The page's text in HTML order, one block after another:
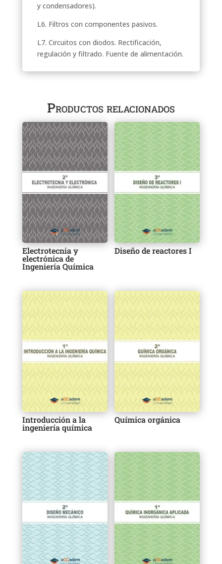
y condensadores).
L6. Filtros con componentes pasivos.
L7. Circuitos con diodos. Rectificación,
regulación y filtrado. Fuente de alimentación.
Productos relacionados
Electrotecnia y
electrónica de
Ingeniería Química
Diseño de reactores I
Introducción a la
ingeniería química
Química orgánica